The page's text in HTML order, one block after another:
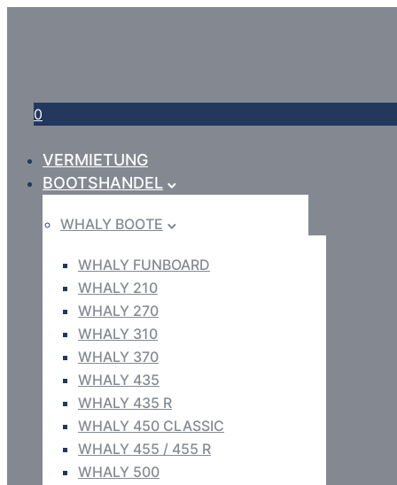
0
VERMIETUNG
BOOTSHANDEL
WHALY BOOTE
WHALY FUNBOARD
WHALY 210
WHALY 270
WHALY 310
WHALY 370
WHALY 435
WHALY 435 R
WHALY 450 CLASSIC
WHALY 455 / 455 R
WHALY 500